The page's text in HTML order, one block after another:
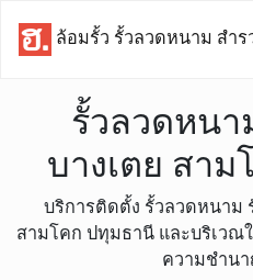
ล้อมรั้ว รั้วลวดหนาม สำ
รั้วลวดหนา
บางเตย สา
บริการติดตั้ง รั้วลวดหนาม
สามโคก ปทุมธานี และบริเวณ
ความชำน